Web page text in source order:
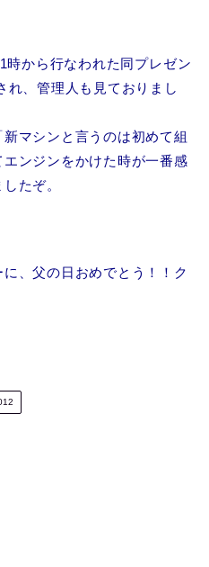
時から行なわれた同プレゼン
れ、管理人も見ておりまし
マシンと言うのは初めて組
ンジンをかけた時が一番感
たぞ。
、父の日おめでとう！！ク